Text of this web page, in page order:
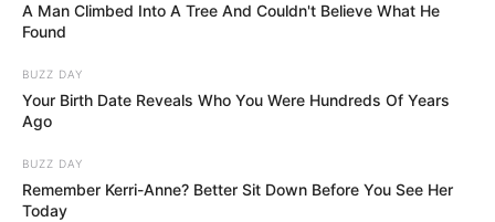
A Man Climbed Into A Tree And Couldn't Believe What He
Found
BUZZ DAY
Your Birth Date Reveals Who You Were Hundreds Of Years
Ago
BUZZ DAY
Remember Kerri-Anne? Better Sit Down Before You See Her
Today